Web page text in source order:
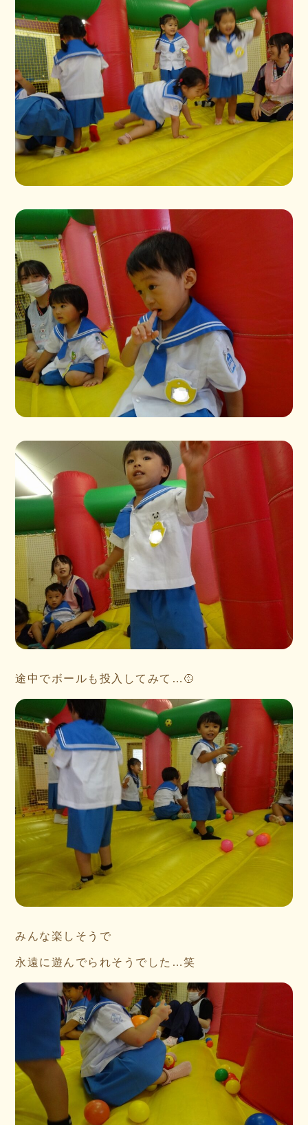
途中でボールも投入してみて…🥎
みんな楽しそうで
永遠に遊んでられそうでした…笑